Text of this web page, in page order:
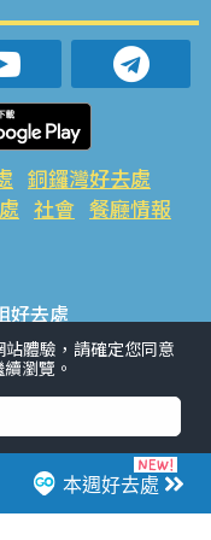
本週好去處
銅鑼灣好去處
社會 餐廳情報
好去處
旺角好去處 社會
社群熱話
#限時搶
#著數
體驗，請確定您同意
瀏覽。